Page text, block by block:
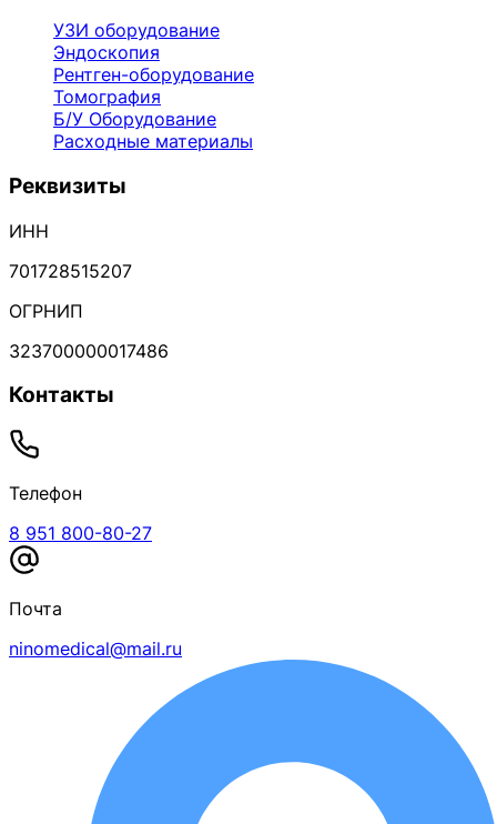
УЗИ оборудование
Эндоскопия
Рентген-оборудование
Томография
Б/У Оборудование
Расходные материалы
Реквизиты
ИНН
701728515207
ОГРНИП
323700000017486
Контакты
Телефон
8 951 800-80-27
Почта
ninomedical@mail.ru